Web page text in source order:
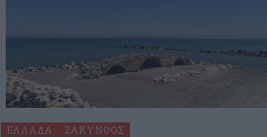
ΕΛΛΆΔΑ ΖΆΚΥΝΘΟΣ